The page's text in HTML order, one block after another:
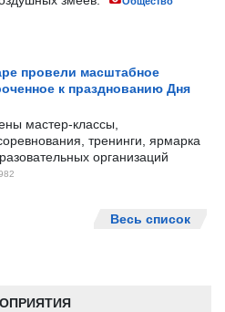
провели масштабное
к празднованию Дня
мастер-классы,
тренинги, ярмарка
организаций
Весь список